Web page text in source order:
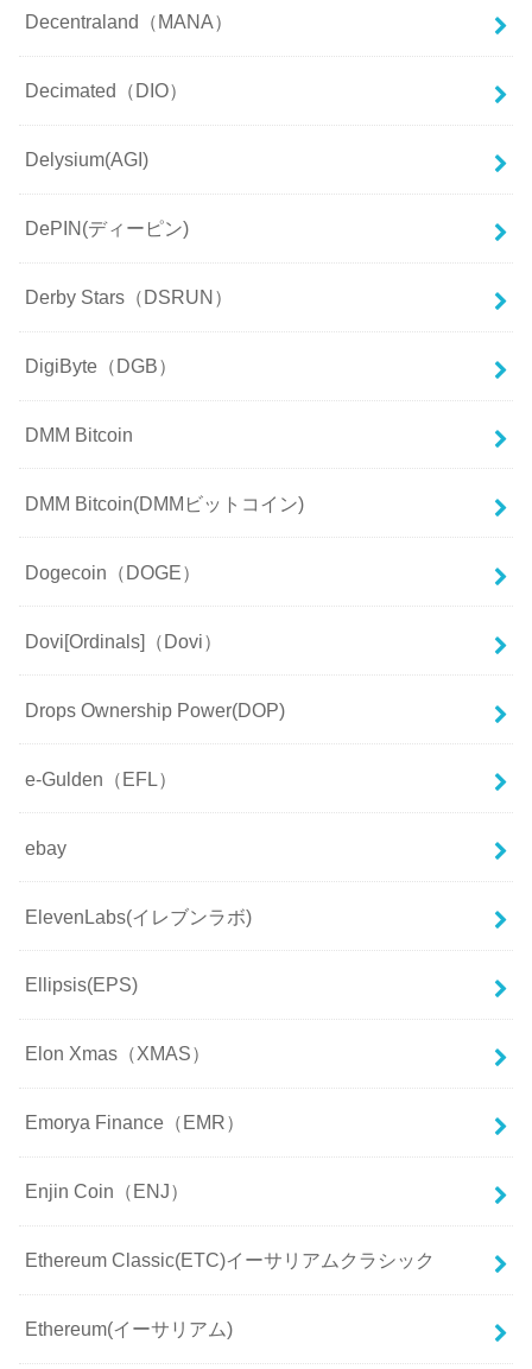
Decentraland（MANA）
Decimated（DIO）
Delysium(AGI)
DePIN(ディーピン)
Derby Stars（DSRUN）
DigiByte（DGB）
DMM Bitcoin
DMM Bitcoin(DMMビットコイン)
Dogecoin（DOGE）
Dovi[Ordinals]（Dovi）
Drops Ownership Power(DOP)
e-Gulden（EFL）
ebay
ElevenLabs(イレブンラボ)
Ellipsis(EPS)
Elon Xmas（XMAS）
Emorya Finance（EMR）
Enjin Coin（ENJ）
Ethereum Classic(ETC)イーサリアムクラシック
Ethereum(イーサリアム)